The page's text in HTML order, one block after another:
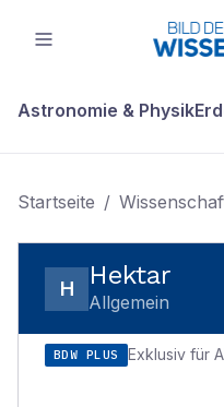
Astronomie & Physik
Startseite /
H Hektar
Allgemein
BDW PLUS Exklusiv für